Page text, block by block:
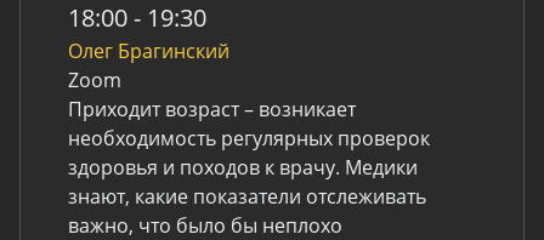
18:00 - 19:30
Олег Брагинский
Zoom
Приходит возраст – возникает
необходимость регулярных проверок
здоровья и походов к врачу. Медики
знают, какие показатели отслеживать
важно, что было бы неплохо